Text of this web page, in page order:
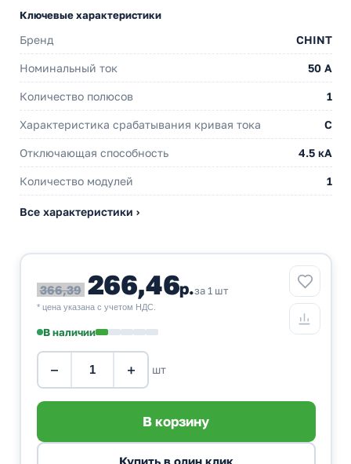
Ключевые характеристики
Бренд CHINT
Номинальный ток 50 A
Количество полюсов 1
Характеристика срабатывания кривая тока C
Отключающая способность 4.5 кА
Количество модулей 1
Все характеристики ›
366,39 266,46р.за 1 шт
* цена указана с учетом НДС.
В наличии
− + шт